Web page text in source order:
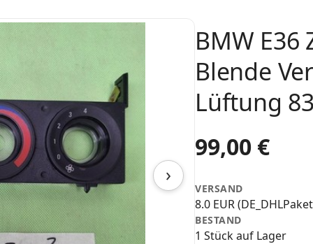
›
BMW
Blende
Lüftung
99,00 €
VERSAND
8.0 EUR
BESTAND
1 Stück auf Lager